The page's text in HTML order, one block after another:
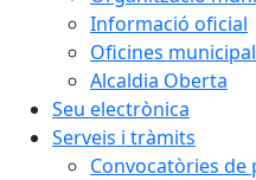
Informació oficial
Oficines
Alcaldia Oberta
Seu electrònica
Serveis i tràmits
Convocatòries de